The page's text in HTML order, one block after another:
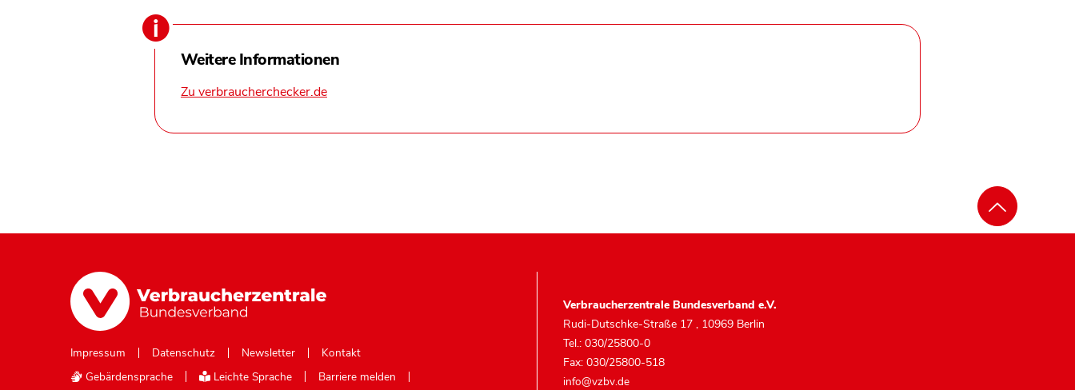
Weitere Informationen
Zu verbraucherchecker.de
Impressum Datenschutz Newsletter
Kontakt
Gebärdensprache
Leichte Sprache Barriere melden
Verbraucherzentrale Bundesverband e.V.
Rudi-Dutschke-Straße 17 , 10969 Berlin
Tel.: 030/25800-0
Fax: 030/25800-518
info@vzbv.de